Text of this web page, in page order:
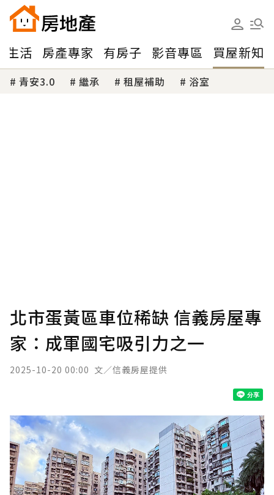
生活 房產專家 有房子 影音專區 買屋新知
青安3.0 繼承 租屋補助 浴室
北市蛋黃區車位稀缺 信義房屋專
家：成軍國宅吸引力之一
2025-10-20 00:00 文／信義房屋提供